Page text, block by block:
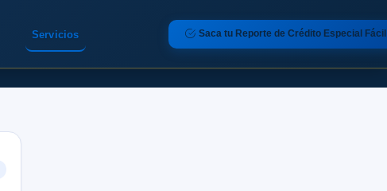
Servicios Saca tu Reporte de Crédito Especial Fácil